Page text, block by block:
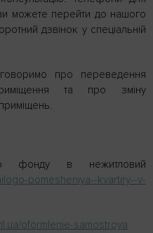
можете перейти до нашого
дзвінок у спеціальній
про переведення
та про зміну
фонду в нежитловий
pomesheniya--kvartiry--v-
oformlenie-samostroya